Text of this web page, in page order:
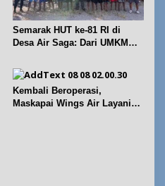
Semarak HUT ke-81 RI di
Desa Air Saga: Dari UMKM
Kembali Beroperasi,
Maskapai Wings Air Layani